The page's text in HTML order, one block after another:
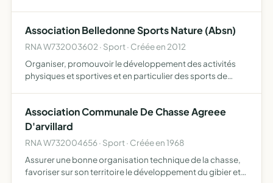
Association Belledonne Sports Nature (Absn)
RNA W732003602 · Sport · Créée en 2012
Organiser, promouvoir le développement des activités
physiques et sportives et en particulier des sports de
Association Communale De Chasse Agreee
D'arvillard
RNA W732004656 · Sport · Créée en 1968
Assurer une bonne organisation technique de la chasse,
favoriser sur son territoire le développement du gibier et